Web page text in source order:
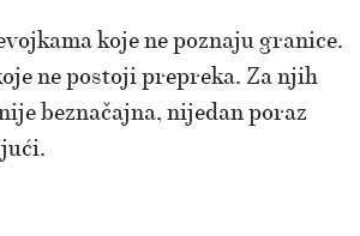
koje ne poznaju granice.
ne postoji prepreka. Za njih
beznačajna, nijedan poraz